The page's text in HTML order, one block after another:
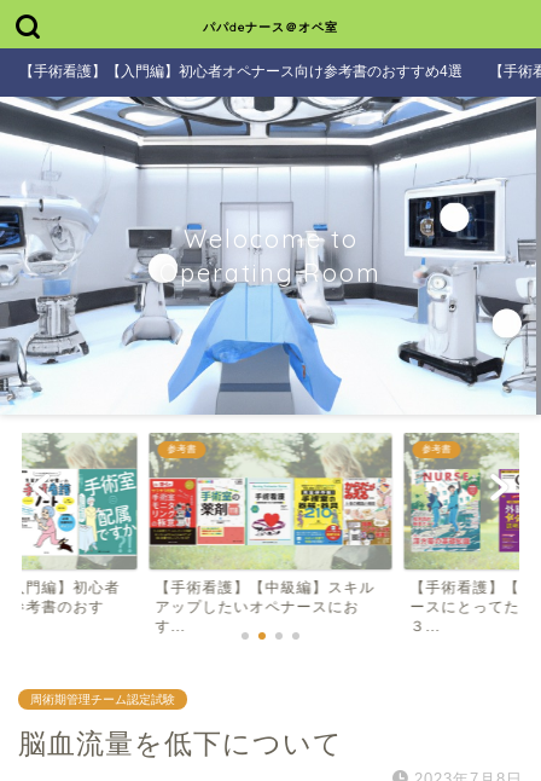
パパdeナース＠オペ室
【手術看護】【入門編】初心者オペナース向け参考書のおすすめ4選 【手
Welocome to
Operating Room
入門編】初心者
参考書のおす
参考書
【手術看護】【中級編】スキル
アップしたいオペナースにお
す...
参考書
【手術看護】【
ースにとってため
３...
周術期管理チーム認定試験
脳血流量を低下について